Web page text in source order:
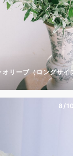
リーブ（ロングサイ
8/